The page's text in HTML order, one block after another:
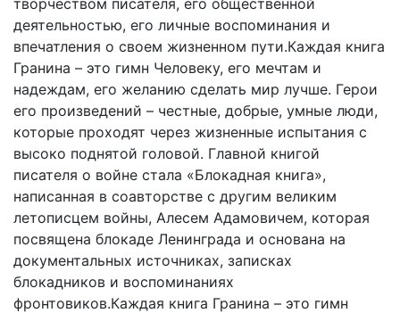
деятельностью, его личные воспоминания и
впечатления о своем жизненном пути.Каждая книга
Гранина – это гимн Человеку, его мечтам и
надеждам, его желанию сделать мир лучше. Герои
его произведений – честные, добрые, умные люди,
которые проходят через жизненные испытания с
высоко поднятой головой. Главной книгой
писателя о войне стала «Блокадная книга»,
написанная в соавторстве с другим великим
летописцем войны, Алесем Адамовичем, которая
посвящена блокаде Ленинграда и основана на
документальных источниках, записках
блокадников и воспоминаниях
фронтовиков.Каждая книга Гранина – это гимн